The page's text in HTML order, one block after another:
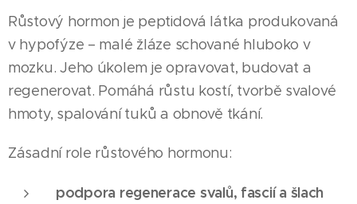
Růstový hormon je peptidová látka produkovaná
v hypofýze – malé žláze schované hluboko v
mozku. Jeho úkolem je opravovat, budovat a
regenerovat. Pomáhá růstu kostí, tvorbě svalové
hmoty, spalování tuků a obnově tkání.
Zásadní role růstového hormonu:
podpora regenerace svalů, fascií a šlach